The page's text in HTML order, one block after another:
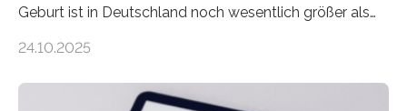
Geburt ist in Deutschland noch wesentlich größer als
nach der Geburt durchschnittlich fast 30.000 Euro
langfristigen Auswirkungen auf Karriere und die spätere
24.10.2025